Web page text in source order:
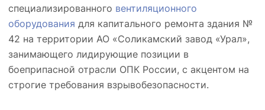
специализированного вентиляционного
оборудования для капитального ремонта здания №
42 на территории АО «Соликамский завод «Урал»,
занимающего лидирующие позиции в
боеприпасной отрасли ОПК России, с акцентом на
строгие требования взрывобезопасности.